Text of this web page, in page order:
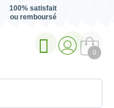
100% satisfait
ou remboursé
0